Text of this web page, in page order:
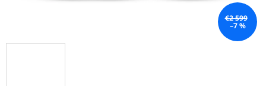
€2 599
–7 %